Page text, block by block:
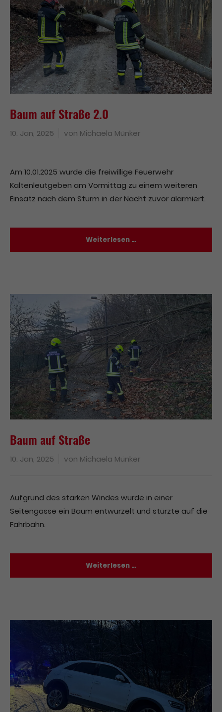
Baum auf Straße 2.0
10. Jan, 2025 von Michaela Münker
Am 10.01.2025 wurde die freiwillige Feuerwehr
Kaltenleutgeben am Vormittag zu einem weiteren
Einsatz nach dem Sturm in der Nacht zuvor alarmiert.
Weiterlesen …
Baum auf Straße
10. Jan, 2025 von Michaela Münker
Aufgrund des starken Windes wurde in einer
Seitengasse ein Baum entwurzelt und stürzte auf die
Fahrbahn.
Weiterlesen …